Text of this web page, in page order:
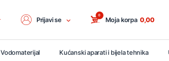
Prijavi se Moja korpa
0
0,00
Vodomaterijal Kućanski aparati i bijela tehnika